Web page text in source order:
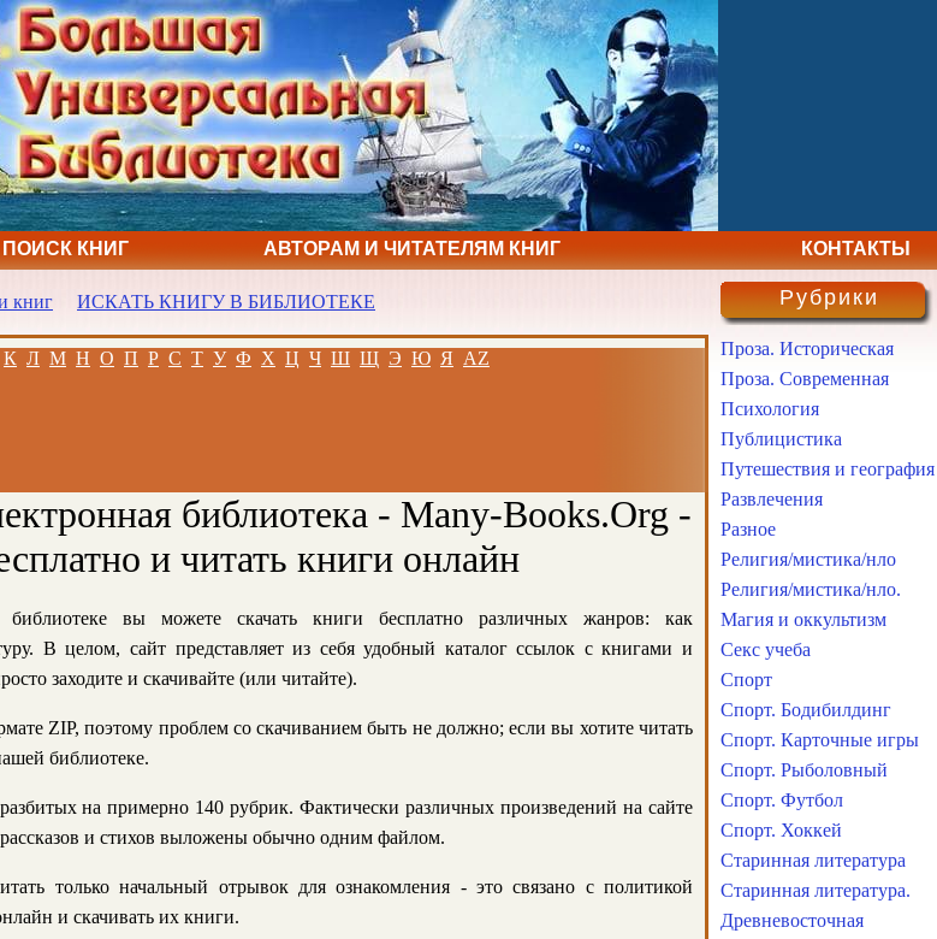
ПОИСК КНИГ АВТОРАМ И ЧИТАТЕЛЯМ КНИГ КОНТАКТЫ
книг ИСКАТЬ КНИГУ В БИБЛИОТЕКЕ
К Л М Н О П Р С Т У Ф Х Ц Ч Ш Щ Э Ю Я AZ
библиотека - Many-Books.Org -
и читать книги онлайн
вы можете скачать книги бесплатно различных жанров: как
В целом, сайт представляет из себя удобный каталог ссылок с книгами и
заходите и скачивайте (или читайте).
ZIP, поэтому проблем со скачиванием быть не должно; если вы хотите читать
библиотеке.
на примерно 140 рубрик. Фактически различных произведений на сайте
и стихов выложены обычно одним файлом.
только начальный отрывок для ознакомления - это связано с политикой
и скачивать их книги.
Рубрики
Проза. Историческая
Проза. Современная
Психология
Публицистика
Путешествия и география
Развлечения
Разное
Религия/мистика/нло
Религия/мистика/нло.
Магия и оккультизм
Секс учеба
Спорт
Спорт. Бодибилдинг
Спорт. Карточные игры
Спорт. Рыболовный
Спорт. Футбол
Спорт. Хоккей
Старинная литература
Старинная литература.
Древневосточная